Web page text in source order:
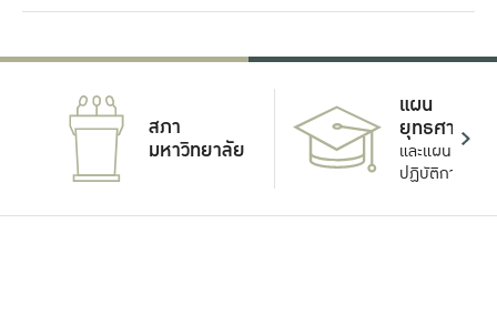
สภา
มหาวิทยาลัย
แผน
ยุทธศาสตร์
และแผน
ปฏิบัติการ